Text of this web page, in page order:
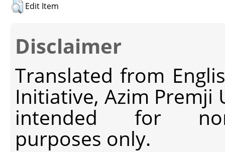
Edit Item
Disclaimer
Translated from
Initiative, Azim Premji
intended for non-
purposes only.